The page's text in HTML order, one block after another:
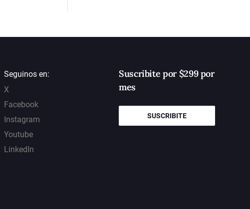
Seguinos en:
X
Facebook
Instagram
Youtube
LinkedIn
Suscribite por $299 por
mes
SUSCRIBITE